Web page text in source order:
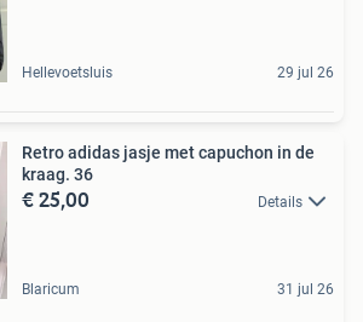
Hellevoetsluis 29 jul 26
Retro adidas jasje met capuchon in de
kraag. 36
€ 25,00 Details
Blaricum 31 jul 26